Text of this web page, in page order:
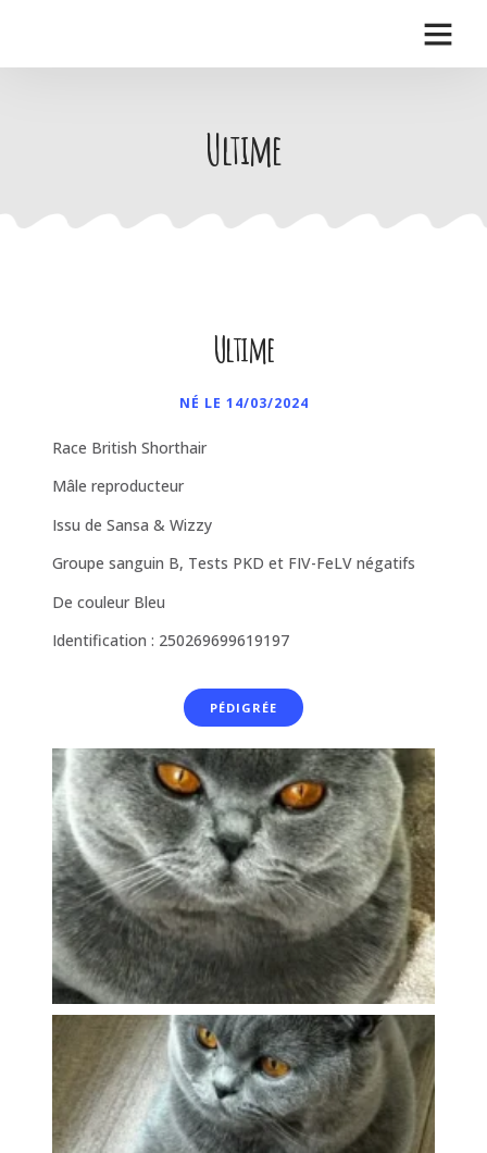
Ultime
Ultime
NÉ LE 14/03/2024
Race British Shorthair
Mâle reproducteur
Issu de Sansa & Wizzy
Groupe sanguin B, Tests PKD et FIV-FeLV négatifs
De couleur Bleu
Identification : 250269699619197
PÉDIGRÉE